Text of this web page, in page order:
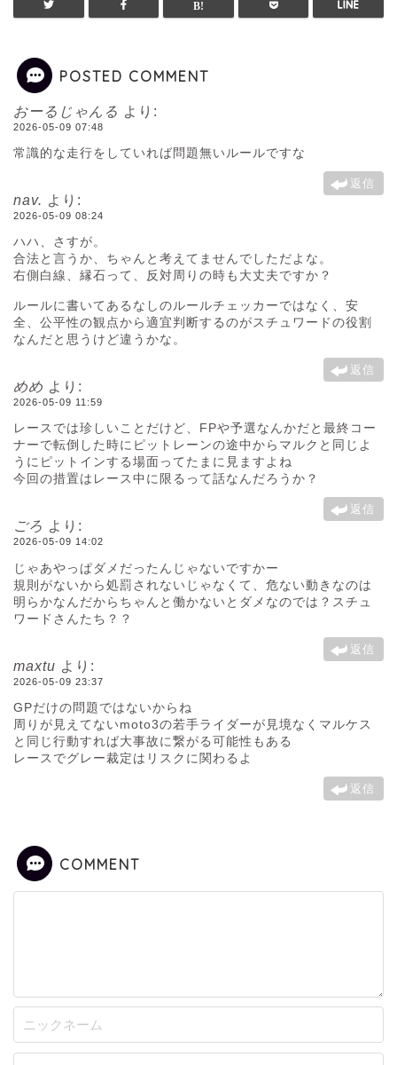
POSTED COMMENT
おーるじゃんる より:
2026-05-09 07:48
常識的な走行をしていれば問題無いルールですな
返信
nav. より:
2026-05-09 08:24
ハハ、さすが。
合法と言うか、ちゃんと考えてませんでしただよな。
右側白線、縁石って、反対周りの時も大丈夫ですか？
ルールに書いてあるなしのルールチェッカーではなく、安
全、公平性の観点から適宜判断するのがスチュワードの役割
なんだと思うけど違うかな。
返信
めめ より:
2026-05-09 11:59
レースでは珍しいことだけど、FPや予選なんかだと最終コー
ナーで転倒した時にピットレーンの途中からマルクと同じよ
うにピットインする場面ってたまに見ますよね
今回の措置はレース中に限るって話なんだろうか？
返信
ごろ より:
2026-05-09 14:02
じゃあやっぱダメだったんじゃないですかー
規則がないから処罰されないじゃなくて、危ない動きなのは
明らかなんだからちゃんと働かないとダメなのでは？スチュ
ワードさんたち？？
返信
maxtu より:
2026-05-09 23:37
GPだけの問題ではないからね
周りが見えてないmoto3の若手ライダーが見境なくマルケス
と同じ行動すれば大事故に繋がる可能性もある
レースでグレー裁定はリスクに関わるよ
返信
COMMENT